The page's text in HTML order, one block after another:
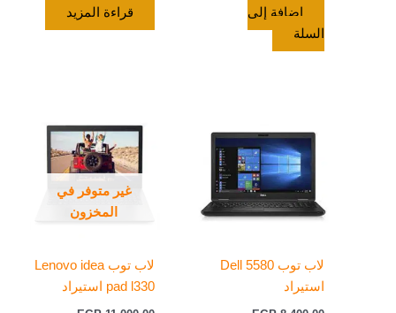
إضافة إلى
السلة
قراءة المزيد
لاب توب Dell 5580
استيراد
غير متوفر في
المخزون
لاب توب Lenovo idea
pad l330 استيراد